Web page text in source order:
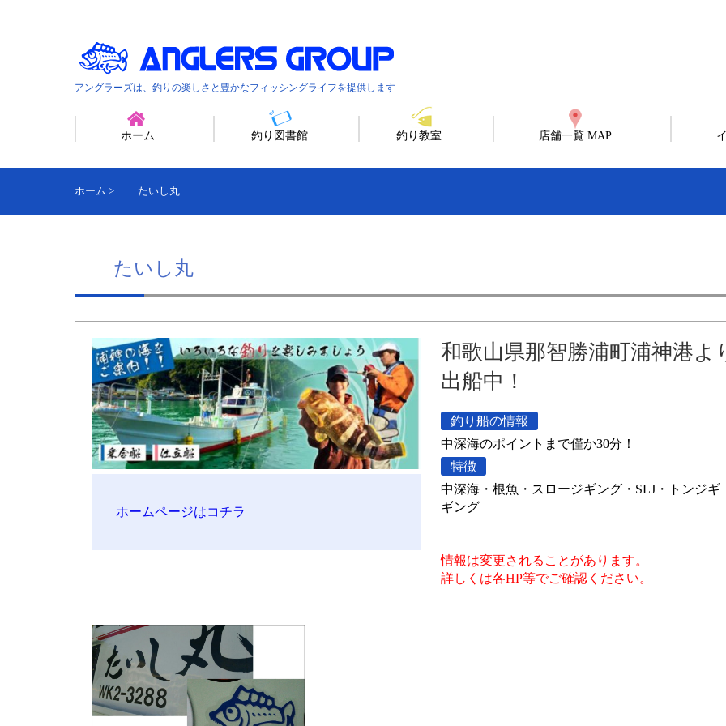
アングラーズは、釣りの楽しさと豊かなフィッシングライフを提供します
ホーム 釣り図書館 釣り教室 店舗一覧 MAP
ホーム > たいし丸
たいし丸
ホームページはコチラ
和歌山県那智勝浦町浦神港よ
出船中！
釣り船の情報
中深海のポイントまで僅か30分！
特徴
中深海・根魚・スロージギング・SLJ・トンジギ
ギング
情報は変更されることがあります。
詳しくは各HP等でご確認ください。